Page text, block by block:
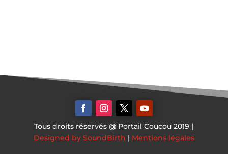
Tous droits réservés @ Portail Coucou 2019 |
Designed by SoundBirth | Mentions légales